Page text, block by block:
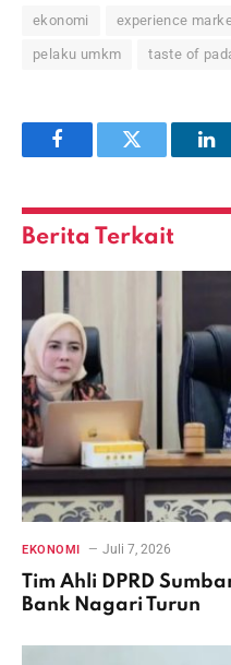
ekonomi experience
pelaku umkm taste of
FacebookTwitter
Berita Terkait
EKONOMI Juli 7, 2026
Tim Ahli DPRD
Bank Nagari Turun